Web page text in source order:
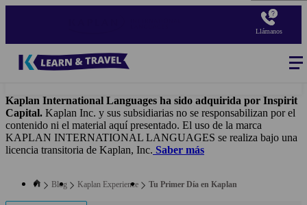
Llámanos
Kaplan International Languages ha sido adquirida por Inspirit
Capital. Kaplan Inc. y sus subsidiarias no se responsabilizan por el
contenido ni el material aquí presentado. El uso de la marca
KAPLAN INTERNATIONAL LANGUAGES se realiza bajo una
licencia transitoria de Kaplan, Inc. Saber más
Blog Kaplan Experience Tu Primer Día en Kaplan